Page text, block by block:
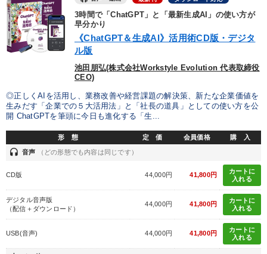
3時間で「ChatGPT」と「最新生成AI」の使い方が
早分かり
《ChatGPT＆生成AI》活用術CD版・デジタ
ル版
池田朋弘(株式会社Workstyle Evolution 代表取締役
CEO)
◎正しくAIを活用し、業務改善や経営課題の解決策、新たな企業価値を
生みだす「企業での５大活用法」と「社長の道具」としての使い方を公
開 ChatGPTを筆頭に今日も進化する「生...
形 態 定 価 会員価格 購 入
headset 音声 （どの形態でも内容は同じです）
CD版 44,000円 41,800円
カートに
入れる
デジタル音声版
（配信＋ダウンロード）
44,000円 41,800円
カートに
入れる
USB(音声) 44,000円 41,800円
カートに
入れる